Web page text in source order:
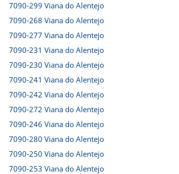
7090-299 Viana do Alentejo
7090-268 Viana do Alentejo
7090-277 Viana do Alentejo
7090-231 Viana do Alentejo
7090-230 Viana do Alentejo
7090-241 Viana do Alentejo
7090-242 Viana do Alentejo
7090-272 Viana do Alentejo
7090-246 Viana do Alentejo
7090-280 Viana do Alentejo
7090-250 Viana do Alentejo
7090-253 Viana do Alentejo